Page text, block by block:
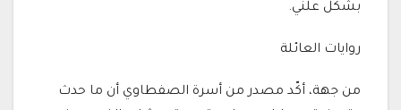
بشكل علني.
روايات العائلة
من جهة، أكّد مصدر من أسرة الصفطاوي أن ما حدث